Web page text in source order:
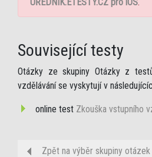
Související testy
Otázky ze skupiny Otázky z
vzdělávání se vyskytují v
online test Zkouška vstupního
Zpět na výběr skupiny otázek